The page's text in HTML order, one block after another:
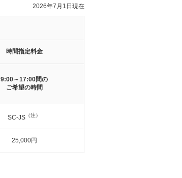
2026年7月1日現在
時間指定料金
9:00～17:00間の
ご希望の時間
SC-JS （注）
25,000円